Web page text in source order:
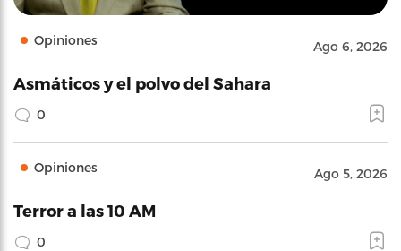
Opiniones Ago 6, 2026
Asmáticos y el polvo del Sahara
0
Opiniones Ago 5, 2026
Terror a las 10 AM
0